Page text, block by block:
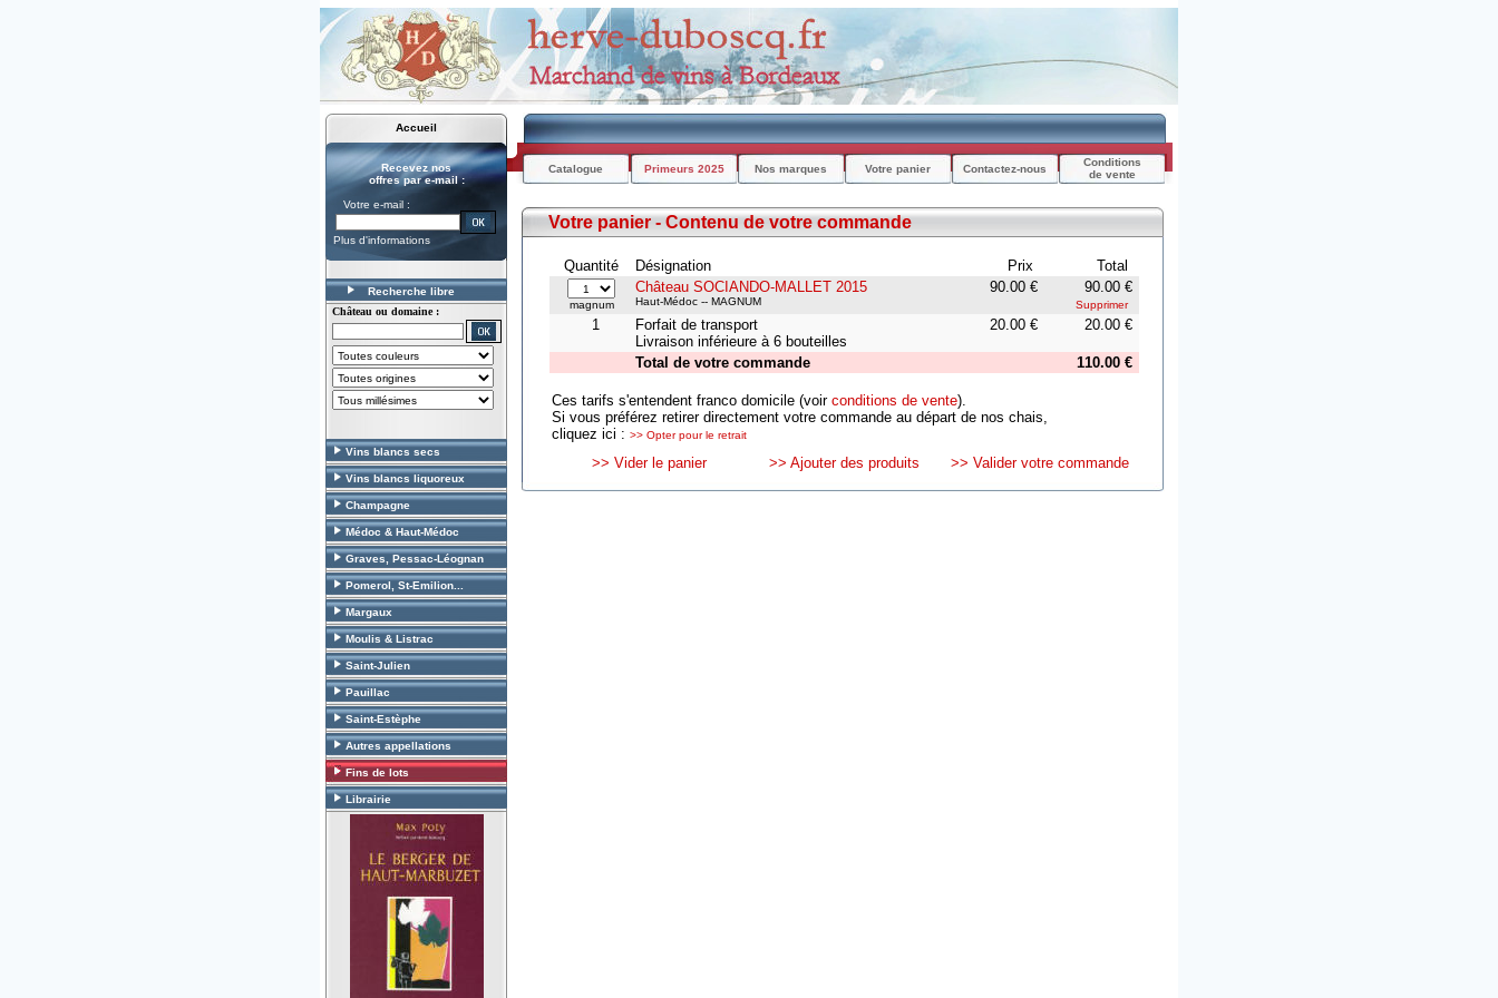
Accueil
Recevez nos
offres par e-mail :
Votre e-mail :
Plus d'informations
Recherche libre
Château ou domaine :
Vins blancs secs
Vins blancs liquoreux
Champagne
Médoc & Haut-Médoc
Graves, Pessac-Léognan
Pomerol, St-Emilion...
Margaux
Moulis & Listrac
Saint-Julien
Pauillac
Saint-Estèphe
Autres appellations
Fins de lots
Librairie
Catalogue Primeurs 2025 Nos marques Votre panier Contactez-nous
Conditions
de vente
Votre panier - Contenu de votre commande
Quantité Désignation Prix Total
magnum
Château SOCIANDO-MALLET 2015
Haut-Médoc -- MAGNUM
90.00 € 90.00 €
Supprimer
1
Forfait de transport
Livraison inférieure à 6 bouteilles
20.00 € 20.00 €
Total de votre commande 110.00 €
Ces tarifs s'entendent franco domicile (voir conditions de vente).
Si vous préférez retirer directement votre commande au départ de nos chais,
cliquez ici : >> Opter pour le retrait
>> Vider le panier >> Ajouter des produits >> Valider votre commande